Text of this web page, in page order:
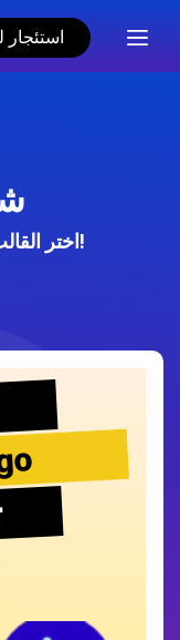
استئجار
اختر القالب الذي يناسبك بشكل أفضل!